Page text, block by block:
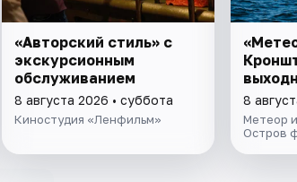
«Авторский стиль» с
экскурсионным
обслуживанием
8 августа 2026 • суббота
Киностудия «Ленфильм»
8
Метеор
Остров